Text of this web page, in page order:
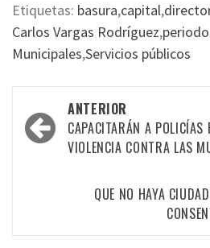
Etiquetas: basura,capital,
Carlos Vargas Rodríguez,
Municipales,Servicios públicos
Navegación
por
entradas
ANTERIOR
CAPACITARÁN A POLICÍAS
VIOLENCIA CONTRA LAS
QUE NO HAYA